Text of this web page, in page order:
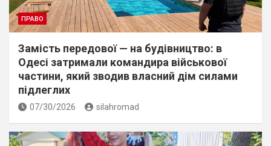
ПРАВО
Замість передової — на будівництво: в
Одесі затримали командира військової
частини, який зводив власний дім силами
підлеглих
07/30/2026 silahromad